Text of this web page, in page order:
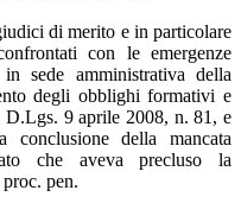
di merito e in particolare
con le emergenze
sede amministrativa della
degli obblighi formativi e
9 aprile 2008, n. 81, e
della mancata
che aveva precluso la
pen.